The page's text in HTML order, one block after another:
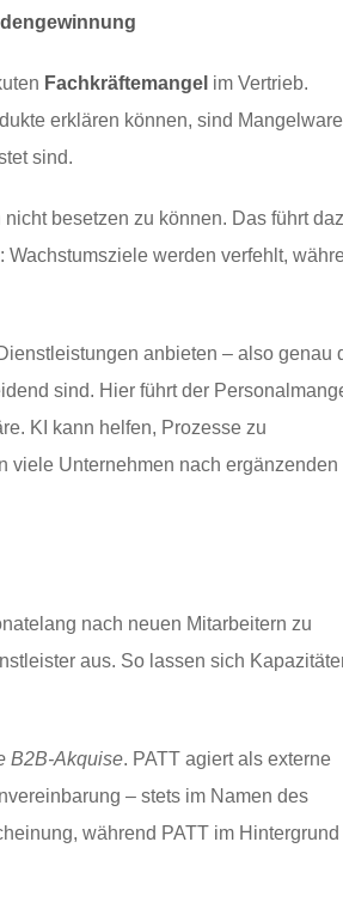
Fachkräftemangel im Vertrieb.
erklären können, sind
sind.
besetzen zu können. Das führt
werden verfehlt,
anbieten – also genau
sind. Hier führt der
KI kann helfen, Prozesse zu
viele Unternehmen nach ergänzenden
nach neuen Mitarbeitern zu
aus. So lassen sich
B2B-Akquise. PATT agiert als externe
– stets im Namen des
während PATT im Hintergrund